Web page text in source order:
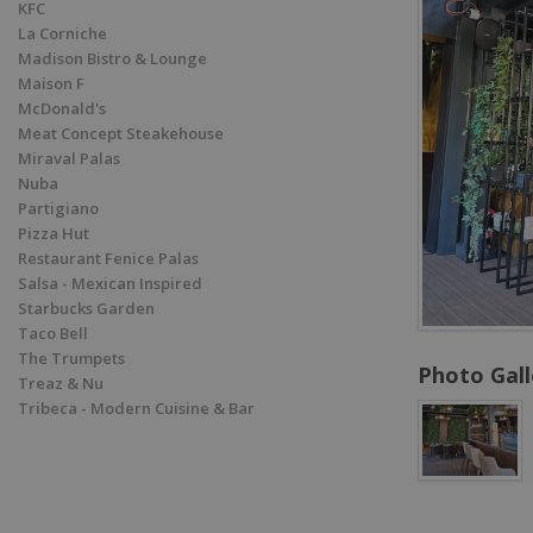
KFC
La Corniche
Madison Bistro & Lounge
Maison F
McDonald's
Meat Concept Steakehouse
Miraval Palas
Nuba
Partigiano
Pizza Hut
Restaurant Fenice Palas
Salsa - Mexican Inspired
Starbucks Garden
Taco Bell
The Trumpets
Treaz & Nu
Tribeca - Modern Cuisine & Bar
Photo